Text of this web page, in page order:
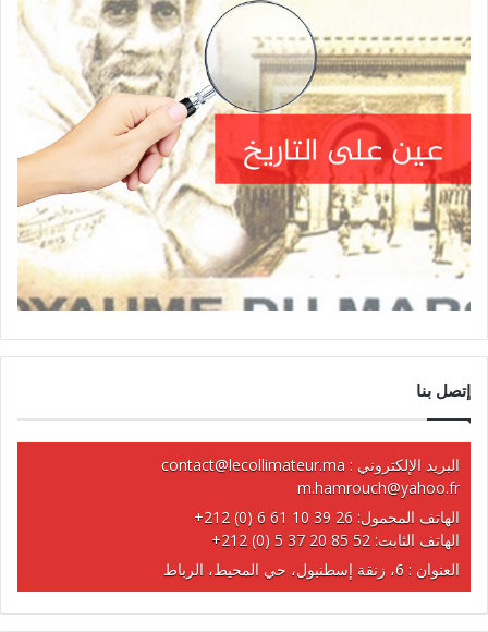
إتصل بنا
البريد الإلكتروني : contact@lecollimateur.ma
m.hamrouch@yahoo.fr
الهاتف المحمول: +212 (0) 6 61 10 39 26
الهاتف الثابت: +212 (0) 5 37 20 85 52
العنوان : 6، زنقة إسطنبول، حي المحيط، الرباط